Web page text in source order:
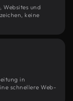
Websites und
keine
in
schnellere Web-